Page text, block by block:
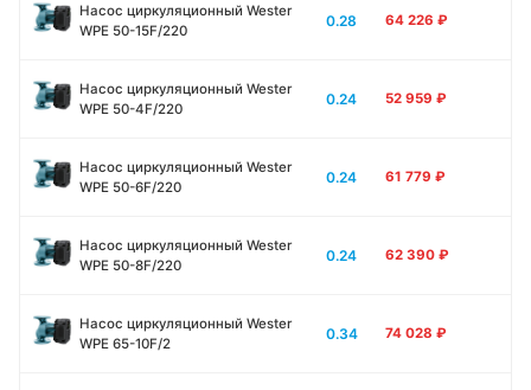
Насос циркуляционный Wester
WPE 50-15F/220
0.28 64 226 ₽
Насос циркуляционный Wester
WPE 50-4F/220
0.24 52 959 ₽
Насос циркуляционный Wester
WPE 50-6F/220
0.24 61 779 ₽
Насос циркуляционный Wester
WPE 50-8F/220
0.24 62 390 ₽
Насос циркуляционный Wester
WPE 65-10F/2
0.34 74 028 ₽